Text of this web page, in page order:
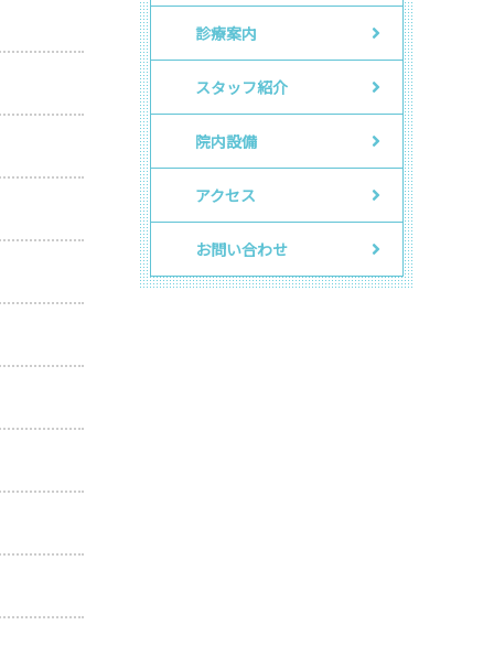
診療案内
スタッフ紹介
院内設備
アクセス
お問い合わせ